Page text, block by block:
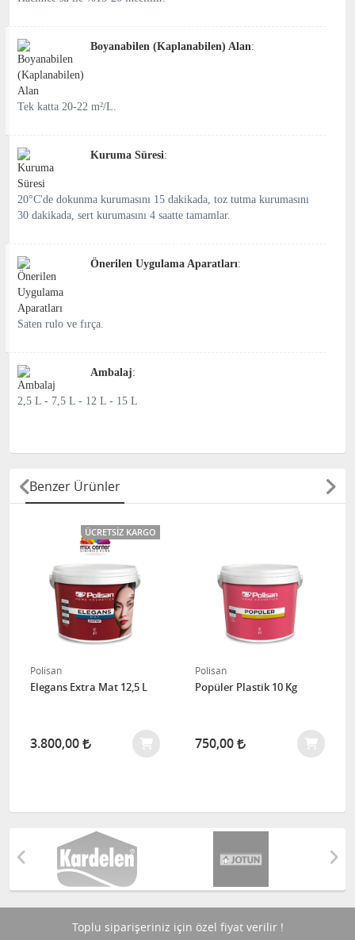
Boyanabilen (Kaplanabilen) Alan:
Tek katta 20-22 m²/L.
Kuruma Süresi:
20°C'de dokunma kurumasını 15 dakikada, toz tutma kurumasını
30 dakikada, sert kurumasını 4 saatte tamamlar.
Önerilen Uygulama Aparatları:
Saten rulo ve fırça.
Ambalaj:
2,5 L - 7,5 L - 12 L - 15 L
Benzer Ürünler
ÜCRETSIZ KARGO
Polisan
Elegans Extra Mat 12,5 L
3.800,00
Polisan
Popüler Plastik 10 Kg
750,00
Toplu siparişeriniz için özel fiyat verilir !